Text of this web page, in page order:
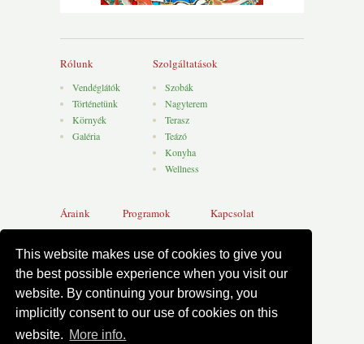
This website makes use of cookies to give you
the best possible experience when you visit our
website. By continuing your browsing, you
implicitly consent to our use of cookies on this
website. More info.
Rólunk
Vendéglátók
Történetünk
Környék
Galéria
Szolgáltatások
Szobák
Nagyterem
Terasz
Teázó
Konyha
Wellness
Áraink Programok Kapcsolat
Copyright © 2013-2026 Villa Filia
All rights reserved.
WEB Design & development: